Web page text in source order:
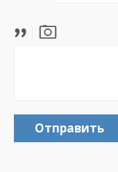
Отправить